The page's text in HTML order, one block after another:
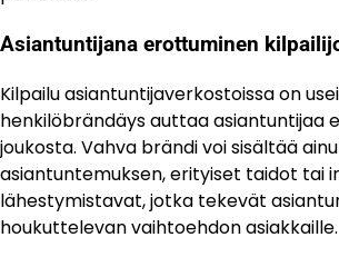
Asiantuntijana erottuminen
Kilpailu asiantuntijaverkostoissa on
henkilöbrändäys auttaa asiantuntijaa
joukosta. Vahva brändi voi sisältää
asiantuntemuksen, erityiset taidot tai
lähestymistavat, jotka tekevät
houkuttelevan vaihtoehdon asiakkaille.